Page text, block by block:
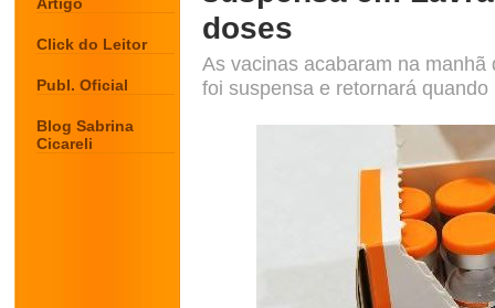
Click do Leitor
Publ. Oficial
Blog Sabrina
Cicareli
doses
As vacinas acabaram na
foi suspensa e retornará